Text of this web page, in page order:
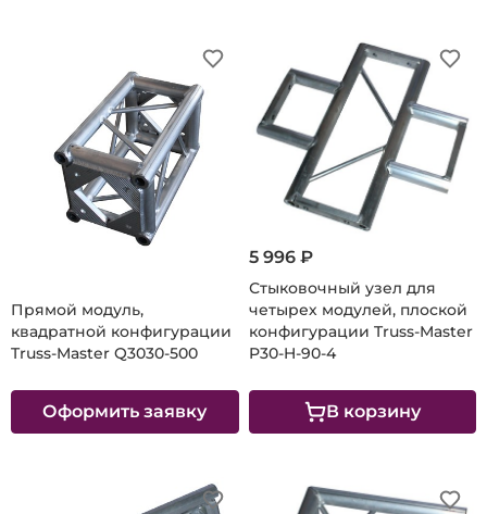
Прямой модуль,
квадратной конфигурации
Truss-Master Q3030-500
Оформить заявку
Стыковочный узел для
четырех модулей, плоской
конфигурации Truss-Master
P30-H-90-4
5 996 ₽
В корзину